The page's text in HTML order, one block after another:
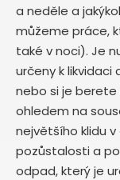
a neděle a
můžeme práce,
také v noci). Je
určeny k
nebo si je berete
ohledem na
největšího klidu
pozůstalosti a
odpad, který je